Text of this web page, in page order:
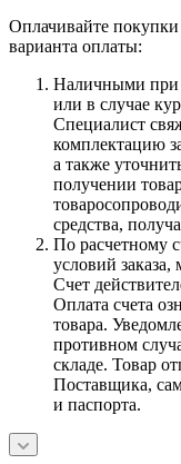
Оплачивайте
варианта оплаты:
Наличными при
или в случае
Специалист
комплектацию
а также
получении
средства,
По расчетному
условий
Счет
Оплата счета
товара.
противном
складе. Товар
Поставщика,
и паспорта.